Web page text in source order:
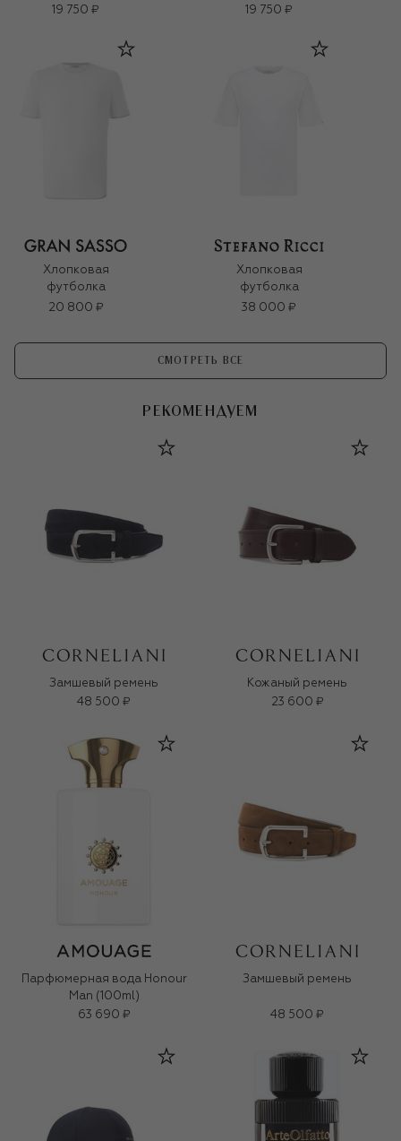
19 750 ₽
19 750 ₽
Хлопковая
футболка
20 800 ₽
Хлопковая
футболка
38 000 ₽
СМОТРЕТЬ ВСЕ
РЕКОМЕНДУЕМ
Замшевый ремень
48 500 ₽
Кожаный ремень
23 600 ₽
Парфюмерная вода Honour
Man (100ml)
63 690 ₽
Замшевый ремень
48 500 ₽